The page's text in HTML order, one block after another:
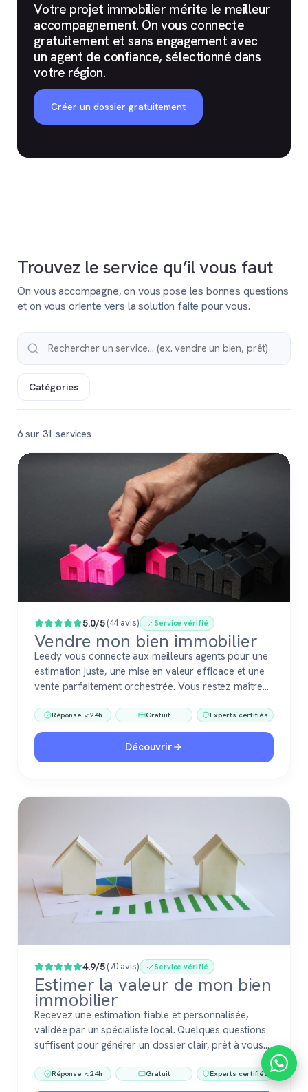
Votre projet immobilier mérite le meilleur
accompagnement. On vous connecte
gratuitement et sans engagement avec
un agent de confiance, sélectionné dans
votre région.
Créer un dossier gratuitement
Trouvez le service qu’il vous faut
On vous accompagne, on vous pose les bonnes questions
et on vous oriente vers la solution faite pour vous.
Catégories
6 sur 31 services
Populaire
5.0/5(44 avis) Service vérifié
Vendre mon bien immobilier
Leedy vous connecte aux meilleurs agents pour une
estimation juste, une mise en valeur efficace et une
vente parfaitement orchestrée. Vous restez maître
Réponse < 24h Gratuit Experts certifiés
Découvrir
4.9/5(70 avis) Service vérifié
Estimer la valeur de mon bien
immobilier
Recevez une estimation fiable et personnalisée,
validée par un spécialiste local. Quelques questions
suffisent pour générer un dossier clair, prêt à vous
immobilier. Gratuit, sans engagement, 100 %
Réponse < 24h Gratuit Experts certifiés